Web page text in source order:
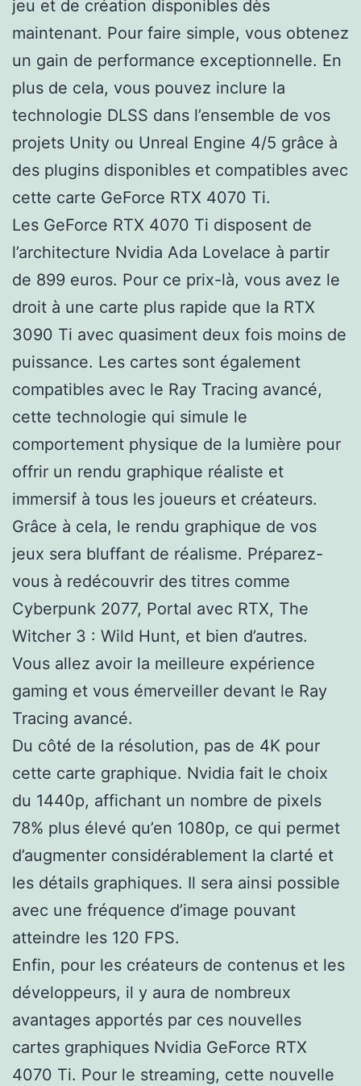
jeu et de création disponibles dès
maintenant. Pour faire simple, vous obtenez
un gain de performance exceptionnelle. En
plus de cela, vous pouvez inclure la
technologie DLSS dans l’ensemble de vos
projets Unity ou Unreal Engine 4/5 grâce à
des plugins disponibles et compatibles avec
cette carte GeForce RTX 4070 Ti.
Les GeForce RTX 4070 Ti disposent de
l’architecture Nvidia Ada Lovelace à partir
de 899 euros. Pour ce prix-là, vous avez le
droit à une carte plus rapide que la RTX
3090 Ti avec quasiment deux fois moins de
puissance. Les cartes sont également
compatibles avec le Ray Tracing avancé,
cette technologie qui simule le
comportement physique de la lumière pour
offrir un rendu graphique réaliste et
immersif à tous les joueurs et créateurs.
Grâce à cela, le rendu graphique de vos
jeux sera bluffant de réalisme. Préparez-
vous à redécouvrir des titres comme
Cyberpunk 2077, Portal avec RTX, The
Witcher 3 : Wild Hunt, et bien d’autres.
Vous allez avoir la meilleure expérience
gaming et vous émerveiller devant le Ray
Tracing avancé.
Du côté de la résolution, pas de 4K pour
cette carte graphique. Nvidia fait le choix
du 1440p, affichant un nombre de pixels
78% plus élevé qu’en 1080p, ce qui permet
d’augmenter considérablement la clarté et
les détails graphiques. Il sera ainsi possible
avec une fréquence d’image pouvant
atteindre les 120 FPS.
Enfin, pour les créateurs de contenus et les
développeurs, il y aura de nombreux
avantages apportés par ces nouvelles
cartes graphiques Nvidia GeForce RTX
4070 Ti. Pour le streaming, cette nouvelle